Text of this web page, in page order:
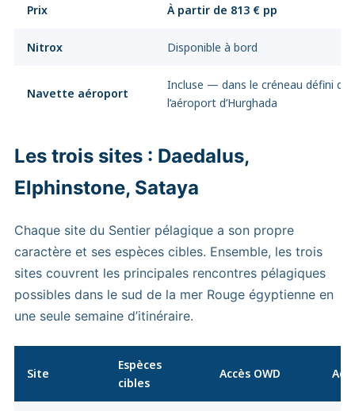
Prix À partir de 813 € pp
Nitrox Disponible à bord
Navette aéroport
Incluse — dans le créneau défini
l’aéroport d’Hurghada
Les trois sites : Daedalus,
Elphinstone, Sataya
Chaque site du Sentier pélagique a son propre
caractère et ses espèces cibles. Ensemble, les trois
sites couvrent les principales rencontres pélagiques
possibles dans le sud de la mer Rouge égyptienne en
une seule semaine d’itinéraire.
Site
Espèces
cibles
Accès OWD